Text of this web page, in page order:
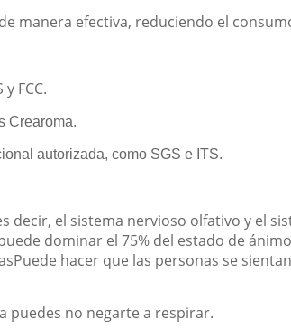
manera efectiva, reduciendo el
FCC.
Crearoma.
autorizada, como SGS e ITS.
decir, el sistema nervioso olfativo y el
dominar el 75% del estado de
hacer que las personas se
puedes no negarte a respirar.